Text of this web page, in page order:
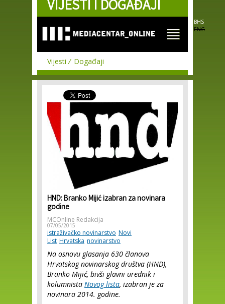
Skip to
main
VIJESTI I DOGAĐAJI
BHS
ENG
Vijesti Događaji
HND: Branko Mijić izabran za novinara
godine
MCOnline Redakcija
07/05/2015
istraživačko novinarstvo Novi
List Hrvatska novinarstvo
Na osnovu glasanja 630 članova
Hrvatskog novinarskog društva (HND),
Branko Mijić, bivši glavni urednik i
kolumnista Novog lista, izabran je za
novinara 2014. godine.